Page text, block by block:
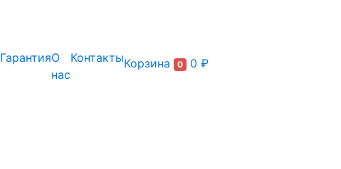
ГарантияО
нас
КонтактыКорзина 0 0 ₽